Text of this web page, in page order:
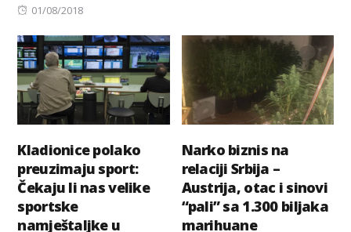
Posted
01/08/2018
Kladionice polako
preuzimaju sport:
Čekaju li nas velike
sportske
namještaljke u
Narko biznis na
relaciji Srbija –
Austrija, otac i sinovi
“pali” sa 1.300 biljaka
marihuane